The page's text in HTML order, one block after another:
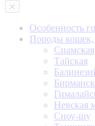
Особенность
Породы кошек,
Сиамская
Тайская
Невская
Сноу-шу